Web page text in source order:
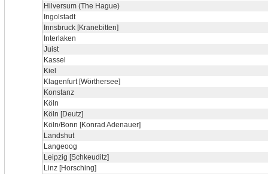
Hilversum (The Hague)
Ingolstadt
Innsbruck [Kranebitten]
Interlaken
Juist
Kassel
Kiel
Klagenfurt [Wörthersee]
Konstanz
Köln
Köln [Deutz]
Köln/Bonn [Konrad Adenauer]
Landshut
Langeoog
Leipzig [Schkeuditz]
Linz [Horsching]